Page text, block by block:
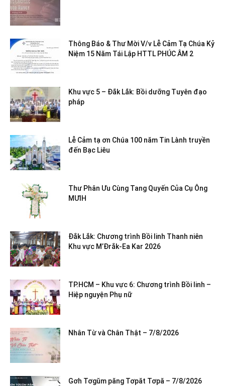
Thông Báo & Thư Mời V/v Lễ Cảm Tạ Chúa Kỷ
Niệm 15 Năm Tái Lập HTTL PHÚC ÂM 2
Khu vực 5 – Đắk Lắk: Bồi dưỡng Tuyên đạo
pháp
Lễ Cảm tạ ơn Chúa 100 năm Tin Lành truyền
đến Bạc Liêu
Thư Phân Ưu Cùng Tang Quyến Của Cụ Ông
MƯIH
Đắk Lắk: Chương trình Bồi linh Thanh niên
Khu vực M’Đrắk-Ea Kar 2026
TP.HCM – Khu vực 6: Chương trình Bồi linh –
Hiệp nguyện Phụ nữ
Nhân Từ và Chân Thật – 7/8/2026
Gơh Tơgŭm păng Tơpăt Tơpă – 7/8/2026